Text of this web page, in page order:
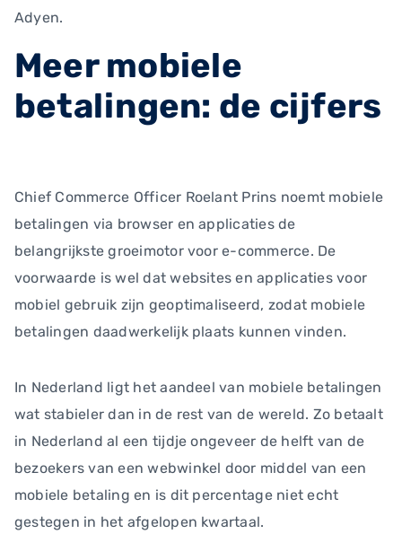
Adyen.
Meer mobiele
betalingen: de cijfers
Chief Commerce Officer Roelant Prins noemt mobiele
betalingen via browser en applicaties de
belangrijkste groeimotor voor e-commerce. De
voorwaarde is wel dat websites en applicaties voor
mobiel gebruik zijn geoptimaliseerd, zodat mobiele
betalingen daadwerkelijk plaats kunnen vinden.
In Nederland ligt het aandeel van mobiele betalingen
wat stabieler dan in de rest van de wereld. Zo betaalt
in Nederland al een tijdje ongeveer de helft van de
bezoekers van een webwinkel door middel van een
mobiele betaling en is dit percentage niet echt
gestegen in het afgelopen kwartaal.